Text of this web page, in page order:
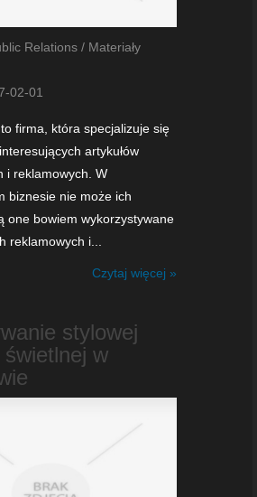
Relations / Materiały
02-01
firma, która specjalizuje się
artykułów
i reklamowych. W
biznesie nie może ich
one bowiem wykorzystywane
reklamowych i...
Czytaj więcej »
stylowej
świetlnej w